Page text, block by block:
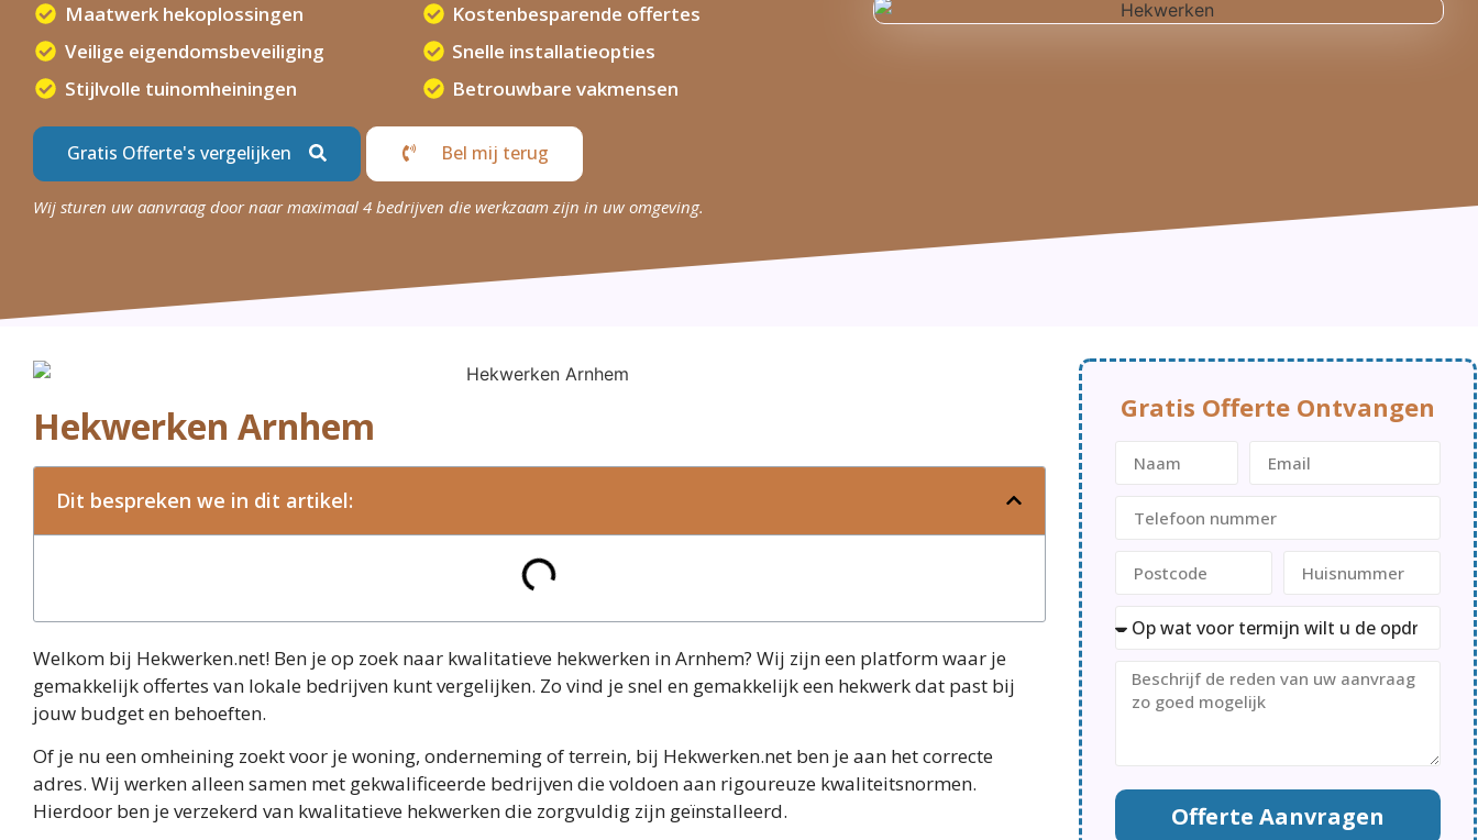
Maatwerk hekoplossingen
Veilige eigendomsbeveiliging
Stijlvolle tuinomheiningen
Kostenbesparende offertes
Snelle installatieopties
Betrouwbare vakmensen
Gratis Offerte's vergelijken Bel mij terug
Wij sturen uw aanvraag door naar maximaal 4 bedrijven die werkzaam zijn in uw omgeving.
Hekwerken Arnhem
Dit bespreken we in dit artikel:
Welkom bij Hekwerken.net! Ben je op zoek naar kwalitatieve hekwerken in Arnhem? Wij zijn een platform waar je
gemakkelijk offertes van lokale bedrijven kunt vergelijken. Zo vind je snel en gemakkelijk een hekwerk dat past bij
jouw budget en behoeften.
Of je nu een omheining zoekt voor je woning, onderneming of terrein, bij Hekwerken.net ben je aan het correcte
adres. Wij werken alleen samen met gekwalificeerde bedrijven die voldoen aan rigoureuze kwaliteitsnormen.
Hierdoor ben je verzekerd van kwalitatieve hekwerken die zorgvuldig zijn geïnstalleerd.
Gratis Offerte Ontvangen
Offerte Aanvragen